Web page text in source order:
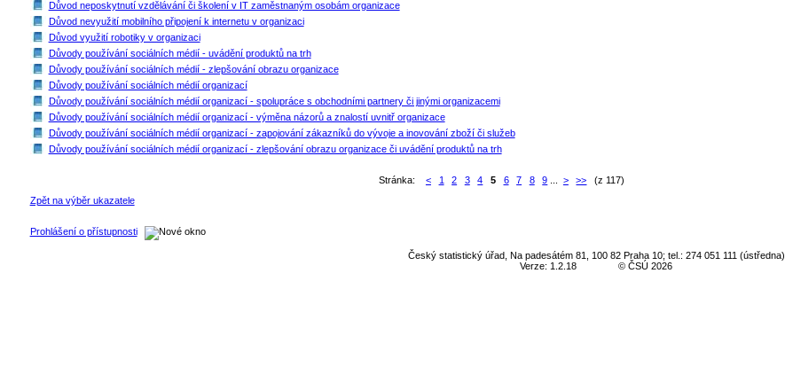
Důvod neposkytnutí vzdělávání či školení v IT zaměstnaným osobám organizace
Důvod nevyužití mobilního připojení k internetu v organizaci
Důvod využití robotiky v organizaci
Důvody používání sociálních médií - uvádění produktů na trh
Důvody používání sociálních médií - zlepšování obrazu organizace
Důvody používání sociálních médií organizací
Důvody používání sociálních médií organizací - spolupráce s obchodními partnery či jinými organizacemi
Důvody používání sociálních médií organizací - výměna názorů a znalostí uvnitř organizace
Důvody používání sociálních médií organizací - zapojování zákazníků do vývoje a inovování zboží či služeb
Důvody používání sociálních médií organizací - zlepšování obrazu organizace či uvádění produktů na trh
Stránka: < 1 2 3 4 5 6 7 8 9 > >> (z 117)
Zpět na výběr ukazatele
Prohlášení o přístupnosti
Český statistický úřad, Na padesátém 81, 100 82 Praha 10; tel.: 274 051 111 (ústředna)
Verze: 1.2.18
© ČSÚ 2026